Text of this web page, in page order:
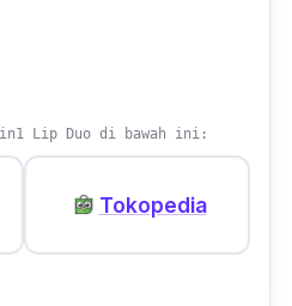
Lip Duo di bawah ini:
Tokopedia